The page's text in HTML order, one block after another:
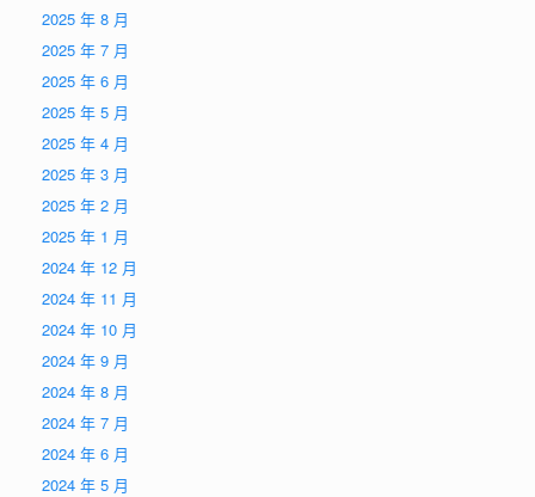
2025 年 8 月
2025 年 7 月
2025 年 6 月
2025 年 5 月
2025 年 4 月
2025 年 3 月
2025 年 2 月
2025 年 1 月
2024 年 12 月
2024 年 11 月
2024 年 10 月
2024 年 9 月
2024 年 8 月
2024 年 7 月
2024 年 6 月
2024 年 5 月